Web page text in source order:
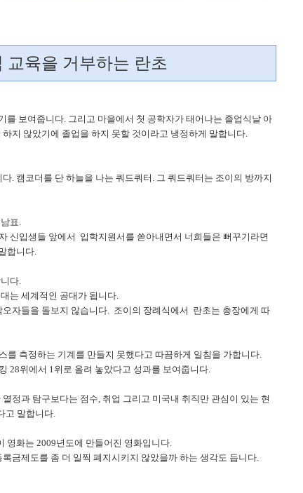
교육을 거부하는 란초
를 보여줍니다. 그리고 마을에서 첫 공학자가 태어나는 졸업식날 아
지 않았기에 졸업을 하지 못할 것이라고 냉정하게 말합니다.
. 캠코더를 단 하늘을 나는 쿼드쿼터. 그 쿼드쿼터는 조이의 방까지
표.
신입생들 앞에서 입학지원서를 쏟아내면서 너희들은 뻐꾸기라면
합니다.
다.
는 세계적인 공대가 됩니다.
자들을 돌보지 않습니다. 조이의 장례식에서 란초는 총장에게 따
측정하는 기계를 만들지 못했다고 따끔하게 일침을 가합니다.
28위에서 1위로 올려 놓았다고 성과를 보여줍니다.
정과 탐구보다는 점수, 취업 그리고 미국내 취직만 관심이 있는 현
고 말합니다.
영화는 2009년도에 만들어진 영화입니다.
금제도를 좀 더 일찍 폐지시키지 않았을까 하는 생각도 듭니다.